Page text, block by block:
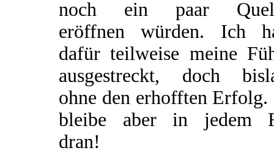
noch ein paar
eröffnen würden. Ich
dafür teilweise meine
ausgestreckt, doch
ohne den erhofften Erfolg.
bleibe aber in jedem
dran!